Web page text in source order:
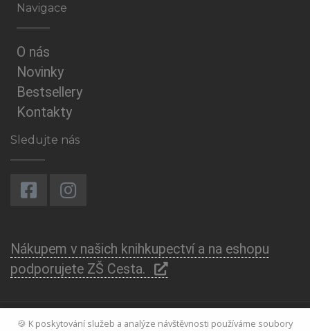
Navigace
O nás
Novinky
Bestsellery
Kontakty
Sledujte nás
Nákupem v našich knihkupectví a na eshopu
podporujete ZŠ Cesta.
🍪 K poskytování služeb a analýze návštěvnosti používáme soubory